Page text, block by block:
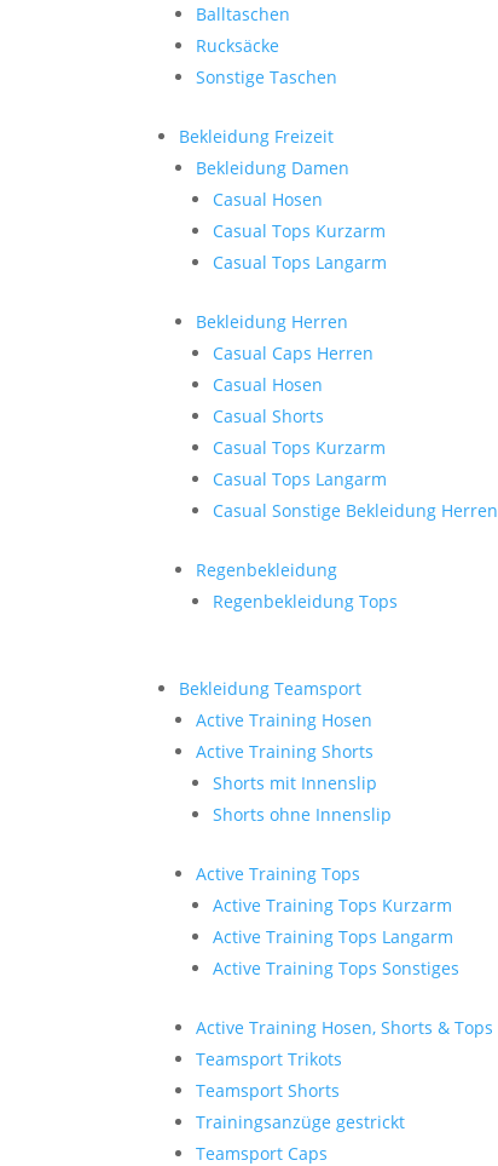
Balltaschen
Rucksäcke
Sonstige Taschen
Bekleidung Freizeit
Bekleidung Damen
Casual Hosen
Casual Tops Kurzarm
Casual Tops Langarm
Bekleidung Herren
Casual Caps Herren
Casual Hosen
Casual Shorts
Casual Tops Kurzarm
Casual Tops Langarm
Casual Sonstige Bekleidung Herren
Regenbekleidung
Regenbekleidung Tops
Bekleidung Teamsport
Active Training Hosen
Active Training Shorts
Shorts mit Innenslip
Shorts ohne Innenslip
Active Training Tops
Active Training Tops Kurzarm
Active Training Tops Langarm
Active Training Tops Sonstiges
Active Training Hosen, Shorts & Tops
Teamsport Trikots
Teamsport Shorts
Trainingsanzüge gestrickt
Teamsport Caps